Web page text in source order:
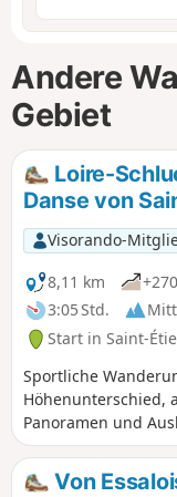
Andere
Gebiet
Loire-
Danse von
Visorando-
8,11 km
3:05 Std.
Start in Saint-
Sportliche
Höhenunterschied,
Panoramen und
wenig bekannte
Anstrengungen wert
Von